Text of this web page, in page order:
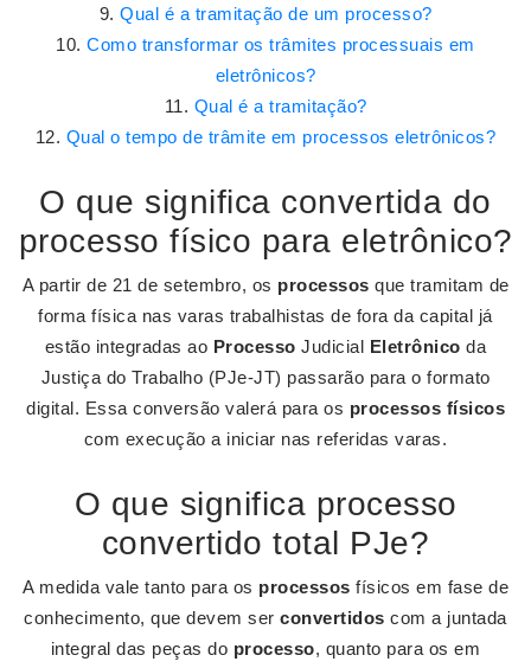
Qual é a tramitação de um processo?
Como transformar os trâmites processuais em
eletrônicos?
Qual é a tramitação?
Qual o tempo de trâmite em processos eletrônicos?
O que significa convertida do
processo físico para eletrônico?
A partir de 21 de setembro, os processos que tramitam de
forma física nas varas trabalhistas de fora da capital já
estão integradas ao Processo Judicial Eletrônico da
Justiça do Trabalho (PJe-JT) passarão para o formato
digital. Essa conversão valerá para os processos físicos
com execução a iniciar nas referidas varas.
O que significa processo
convertido total PJe?
A medida vale tanto para os processos físicos em fase de
conhecimento, que devem serconvertidos com a juntada
integral das peças do processo, quanto para os em